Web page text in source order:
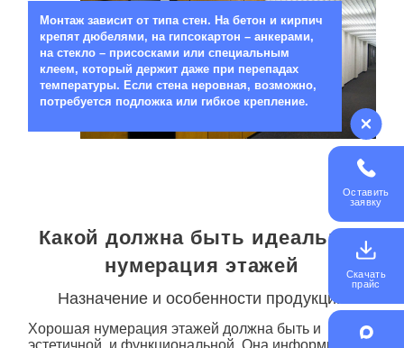
Монтаж зависит от типа стен. На бетон и кирпич
крепят дюбелями, на гипсокартон – анкерами,
на стекло – присосками или специальным
клеем, который держит даже при перепадах
температуры. Если стена неровная, возможно,
потребуется подложка или гибкое крепление.
Какой должна быть идеальная
нумерация этажей
Назначение и особенности продукции
Хорошая нумерация этажей должна быть и
эстетичной, и функциональной. Она информирует и
Оставить
заявку
Скачать
прайс